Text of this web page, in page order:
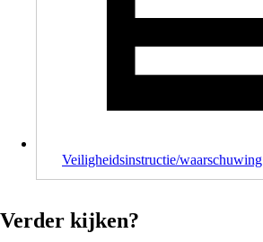
Veiligheidsinstructie/waarschuwing
Verder kijken?